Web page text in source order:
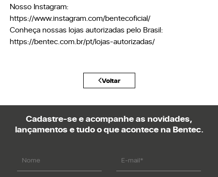
Nosso Instagram:
https://www.instagram.com/bentecoficial/
Conheça nossas lojas autorizadas pelo Brasil:
https://bentec.com.br/pt/lojas-autorizadas/
Voltar
Cadastre-se e acompanhe as novidades,
lançamentos e tudo o que acontece na Bentec.